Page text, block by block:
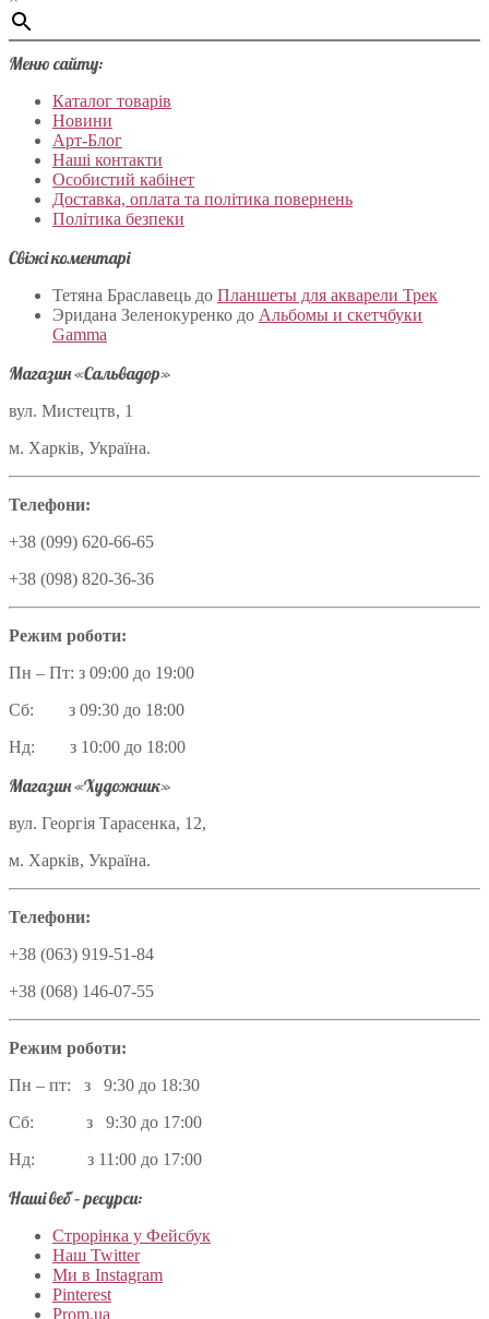
Меню сайту:
Каталог товарів
Новини
Арт-Блог
Наші контакти
Особистий кабінет
Доставка, оплата та політика повернень
Політика безпеки
Свіжі коментарі
Тетяна Браславець до Планшеты для акварели Трек
Эридана Зеленокуренко до Альбомы и скетчбуки
Gamma
Магазин «Сальвадор»
вул. Мистецтв, 1
м. Харків, Україна.
Телефони:
+38 (099) 620-66-65
+38 (098) 820-36-36
Режим роботи:
Пн – Пт: з 09:00 до 19:00
Сб: з 09:30 до 18:00
Нд: з 10:00 до 18:00
Магазин «Художник»
вул. Георгія Тарасенка, 12,
м. Харків, Україна.
Телефони:
+38 (063) 919-51-84
+38 (068) 146-07-55
Режим роботи:
Пн – пт: з 9:30 до 18:30
Сб: з 9:30 до 17:00
Нд: з 11:00 до 17:00
Наші веб – ресурси:
Строрінка у Фейсбук
Наш Twitter
Ми в Instagram
Pinterest
Prom.ua